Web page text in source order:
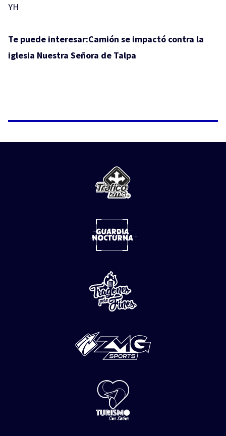
YH
Te puede interesar:Camión se impactó contra la
iglesia Nuestra Señora de Talpa